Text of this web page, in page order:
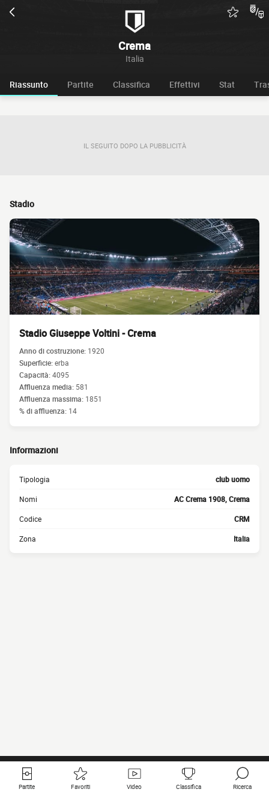
Crema
Italia
Riassunto Partite Classifica Effettivi Stat
IL SEGUITO DOPO LA PUBBLICITÀ
Stadio
Stadio Giuseppe Voltini - Crema
Anno di costruzione: 1920
Superficie:erba
Capacità:4095
Affluenza media: 581
Affluenza massima: 1851
% di affluenza: 14
Informazioni
Tipologia club uomo
Nomi AC Crema 1908, Crema
Codice CRM
Zona Italia
Partite Favoriti Video Classifica Ricerca